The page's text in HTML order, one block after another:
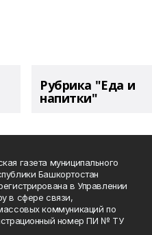
Рубрика "Еда и
напитки"
газета муниципального
Башкортостан
в Управлении
в сфере связи,
коммуникаций по
номер ПИ № ТУ